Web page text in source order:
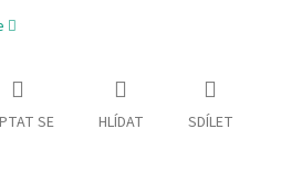
SE HLÍDAT SDÍLET